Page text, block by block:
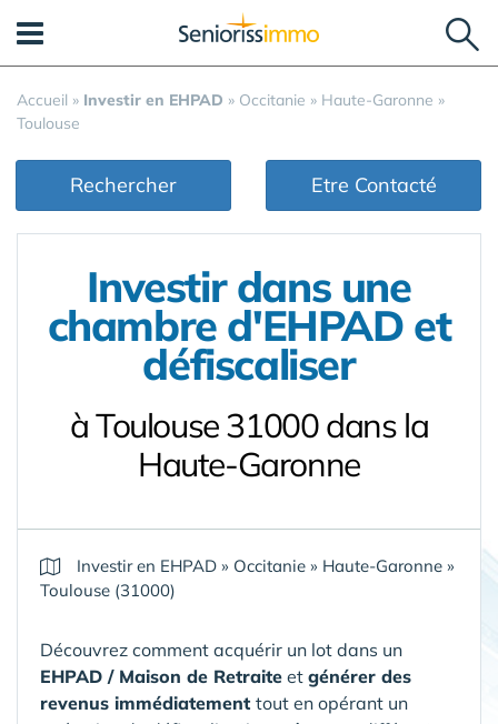
Accueil » Investir en EHPAD » Occitanie » Haute-Garonne »
Toulouse
Rechercher Etre Contacté
Investir dans une
chambre d'EHPAD et
défiscaliser
à Toulouse 31000 dans la
Haute-Garonne
Investir en EHPAD » Occitanie » Haute-Garonne »
Toulouse (31000)
Découvrez comment acquérir un lot dans un
EHPAD / Maison de Retraite et générer des
revenus immédiatement tout en opérant un